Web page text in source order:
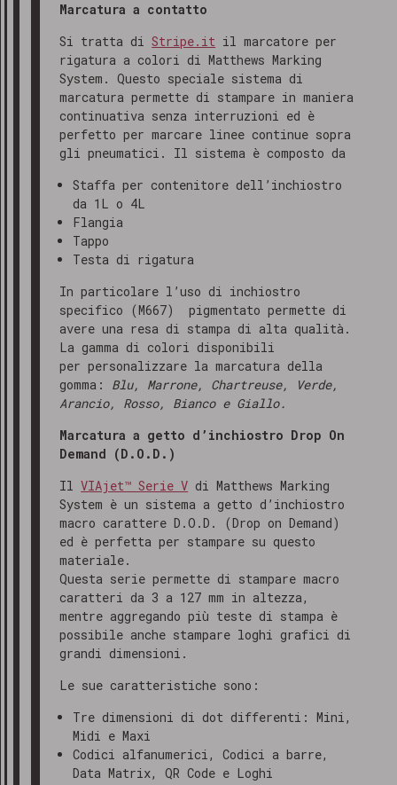
Marcatura a contatto
Si tratta diStripe.it il marcatore per
rigatura a colori di Matthews Marking
System. Questo speciale sistema di
marcatura permette di stampare in maniera
continuativa senza interruzioni ed è
perfetto per marcare linee continue sopra
gli pneumatici. Il sistema è composto da
Staffa per contenitore dell’inchiostro
da 1L o 4L
Flangia
Tappo
Testa di rigatura
In particolare l’uso di inchiostro
specifico (M667) pigmentato permette di
avere una resa di stampa di alta qualità.
La gamma di colori disponibili
per personalizzare la marcatura della
gomma: Blu, Marrone, Chartreuse, Verde,
Arancio, Rosso, Bianco e Giallo.
Marcatura a getto d’inchiostro Drop On
Demand (D.O.D.)
IlVIAjet™ Serie V di Matthews Marking
System è un sistema a getto d’inchiostro
macro carattere D.O.D. (Drop on Demand)
ed è perfetta per stampare su questo
materiale.
Questa serie permette di stampare macro
caratteri da 3 a 127 mm in altezza,
mentre aggregando più teste di stampa è
possibile anche stampare loghi grafici di
grandi dimensioni.
Le sue caratteristiche sono:
Tre dimensioni di dot differenti: Mini,
Midi e Maxi
Codici alfanumerici, Codici a barre,
Data Matrix, QR Code e Loghi